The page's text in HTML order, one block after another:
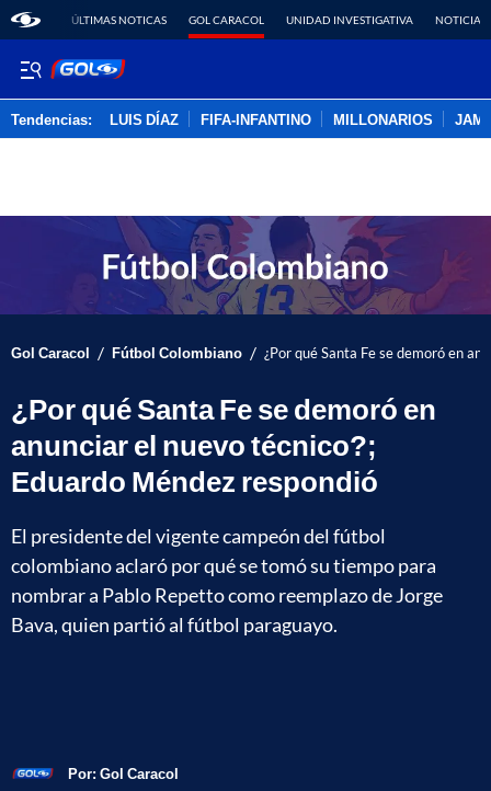
ÚLTIMAS NOTICAS GOL CARACOL UNIDAD INVESTIGATIVA NOTICIAS
Tendencias: LUIS DÍAZ FIFA-INFANTINO MILLONARIOS
Gol Caracol / Fútbol Colombiano / ¿Por qué Santa Fe se demoró en
¿Por qué Santa Fe se demoró en
anunciar el nuevo técnico?;
Eduardo Méndez respondió
El presidente del vigente campeón del fútbol
colombiano aclaró por qué se tomó su tiempo para
nombrar a Pablo Repetto como reemplazo de Jorge
Bava, quien partió al fútbol paraguayo.
Por: Gol Caracol